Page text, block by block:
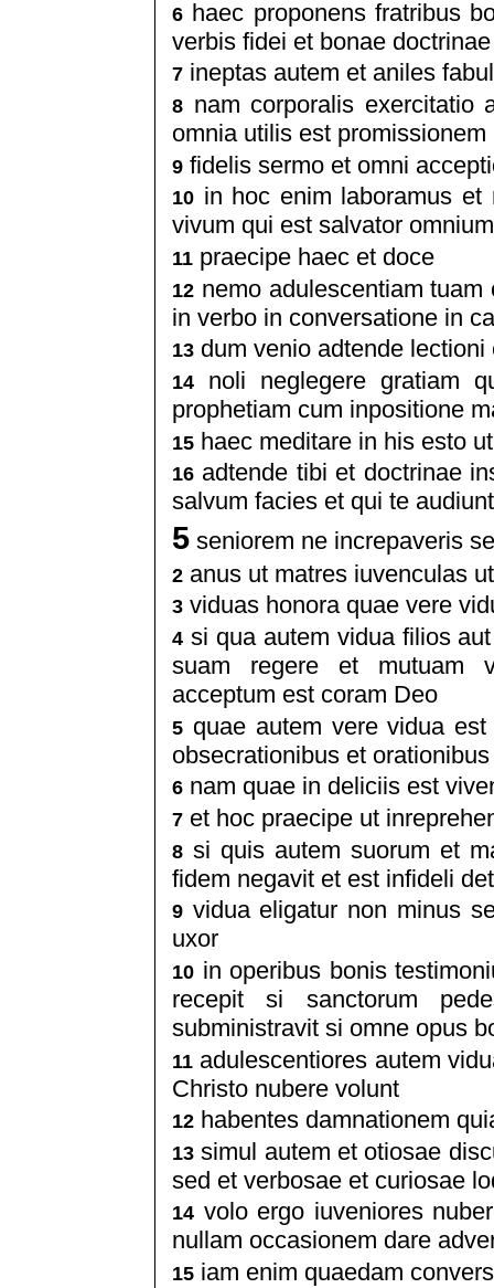
6 haec proponens fratribus
verbis fidei et bonae
7 ineptas autem et aniles
8 nam corporalis exercitatio
omnia utilis est
9 fidelis sermo et omni
10 in hoc enim laboramus et
vivum qui est salvator
11 praecipe haec et doce
12 nemo adulescentiam
in verbo in conversatione in
13 dum venio adtende
14
noli neglegere gratiam
prophetiam cum inpositione
15 haec meditare in his esto
16 adtende tibi et doctrinae
salvum facies et qui te audiunt
5 seniorem ne increpaveris
2 anus ut matres iuvenculas
3 viduas honora quae vere
4 si qua autem vidua filios
suam regere et mutuam
acceptum est coram Deo
5 quae autem vere vidua
obsecrationibus et
6 nam quae in deliciis est
7 et hoc praecipe ut
8 si quis autem suorum et
fidem negavit et est infideli
9 vidua eligatur non minus
uxor
10 in operibus bonis
recepit si sanctorum
subministravit si omne opus
11 adulescentiores autem
Christo nubere volunt
12 habentes damnationem
13 simul autem et otiosae
sed et verbosae et curiosae
14 volo ergo iuveniores
nullam occasionem dare
15 iam enim quaedam